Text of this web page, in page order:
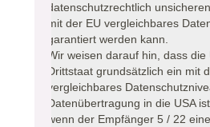
datenschutzrechtlich
mit der EU vergleichbares
garantiert werden kann.
Wir weisen darauf hin, dass
Drittstaat grundsätzlich ein mit
vergleichbares
Datenübertragung in die USA
wenn der Empfänger 5 / 22